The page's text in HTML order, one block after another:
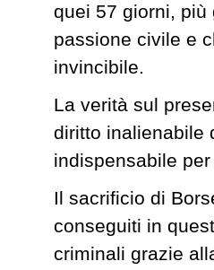
quei 57 giorni, più
passione civile e
invincibile.
La verità sul
diritto inalienabile
indispensabile
Il sacrificio di
conseguiti in
criminali grazie